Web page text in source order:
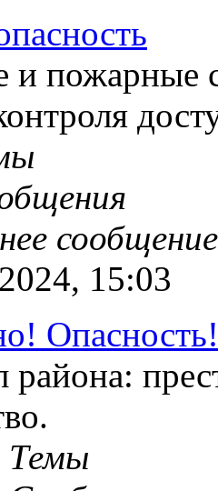
и пожарные
сообщение
15:03
Опасность!
Темы